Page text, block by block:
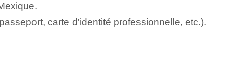
carte d'identité professionnelle, etc.).